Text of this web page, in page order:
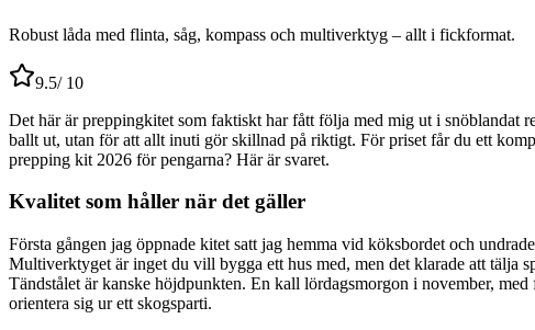
Robust låda med flinta, såg, kompass och multiverktyg – allt i fickformat.
9.5/ 10
Det här är preppingkitet som faktiskt har fått följa med mig ut i
ballt ut, utan för att allt inuti gör skillnad på riktigt. För priset får du ett
prepping kit 2026 för pengarna? Här är svaret.
Kvalitet som håller när det gäller
Första gången jag öppnade kitet satt jag hemma vid köksbordet och
Multiverktyget är inget du vill bygga ett hus med, men det klarade att tälja
Tändstålet är kanske höjdpunkten. En kall lördagsmorgon i november,
orientera sig ur ett skogsparti.